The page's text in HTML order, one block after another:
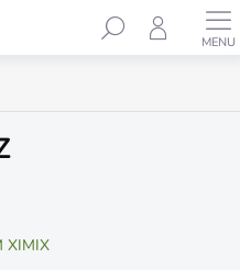
Hľadať
XIMIX